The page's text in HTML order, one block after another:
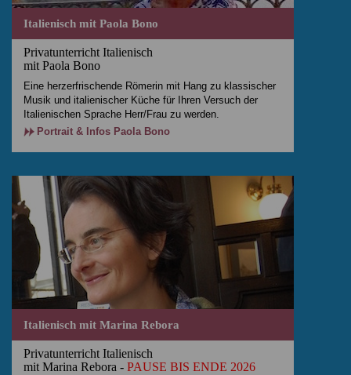
Italienisch mit Paola Bono
Privatunterricht Italienisch
mit Paola Bono
Eine herzerfrischende Römerin mit Hang zu klassischer
Musik und italienischer Küche für Ihren Versuch der
Italienischen Sprache Herr/Frau zu werden.
Portrait & Infos Paola Bono
Italienisch mit Marina Rebora
Privatunterricht Italienisch
mit Marina Rebora - PAUSE BIS ENDE 2026